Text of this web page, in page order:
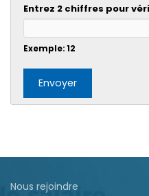
Entrez 2 chiffres pour
Exemple: 12
Nous rejoindre